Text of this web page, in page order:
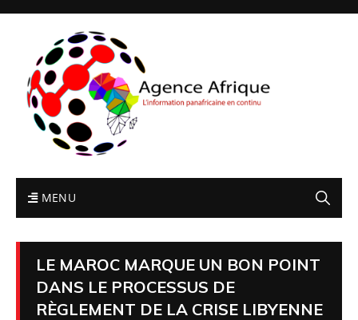
MENU
LE MAROC MARQUE UN BON POINT
DANS LE PROCESSUS DE
RÈGLEMENT DE LA CRISE LIBYENNE